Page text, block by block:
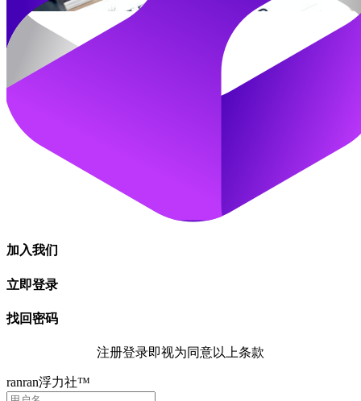
加入我们
立即登录
找回密码
注册登录即视为同意以上条款
ranran浮力社™